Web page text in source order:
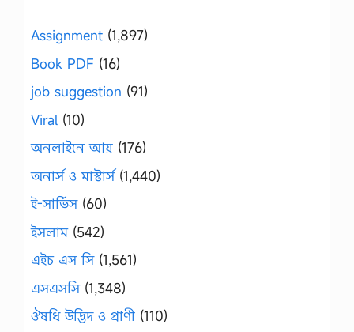
Assignment (1,897)
Book PDF (16)
job suggestion (91)
Viral (10)
অনলাইনে আয় (176)
অনার্স ও মাস্টার্স(1,440)
ই-সার্ভিস(60)
ইসলাম(542)
এইচ এস সি(1,561)
এসএসসি(1,348)
ঔষধি উদ্ভিদ ও প্রাণী (110)